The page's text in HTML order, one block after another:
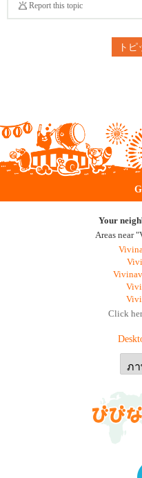
Report this topic
トピ
Your
Areas near
Click